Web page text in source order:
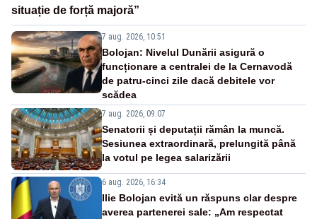
situație de forță majoră”
7 aug. 2026, 10:51
Bolojan: Nivelul Dunării asigură o
funcționare a centralei de la Cernavodă
de patru-cinci zile dacă debitele vor
scădea
7 aug. 2026, 09:07
Senatorii și deputații rămân la muncă.
Sesiunea extraordinară, prelungită până
la votul pe legea salarizării
6 aug. 2026, 16:34
Ilie Bolojan evită un răspuns clar despre
averea partenerei sale: „Am respectat